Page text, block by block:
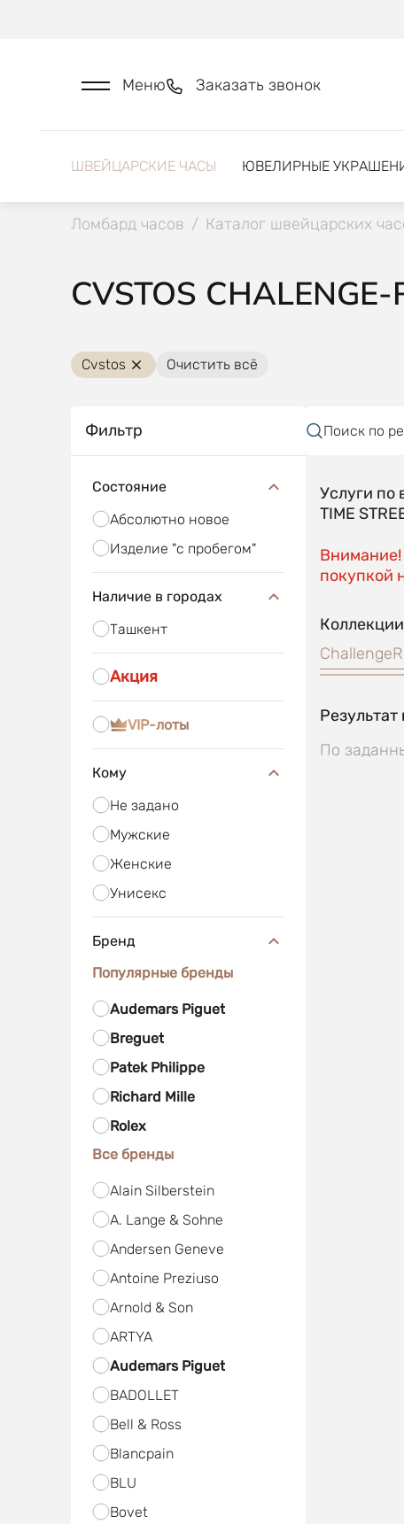
Меню Заказать звонок
ШВЕЙЦАРСКИЕ ЧАСЫ ЮВЕЛИРНЫЕ
Ломбард часов / Каталог швейцарских
CVSTOS CHALENGE-
Cvstos Очистить всё
Фильтр
Состояние
Абсолютно новое
Изделие "с пробегом"
Наличие в городах
Ташкент
Акция
VIP-лоты
Кому
Не задано
Мужские
Женские
Унисекс
Бренд
Популярные бренды
Audemars Piguet
Breguet
Patek Philippe
Richard Mille
Rolex
Все бренды
Alain Silberstein
A. Lange & Sohne
Andersen Geneve
Antoine Preziuso
Arnold & Son
ARTYA
Audemars Piguet
BADOLLET
Bell & Ross
Blancpain
BLU
Bovet
Поиск по
Услуги по
TIME
Внимание!
покупкой
Challenge
Результат
По